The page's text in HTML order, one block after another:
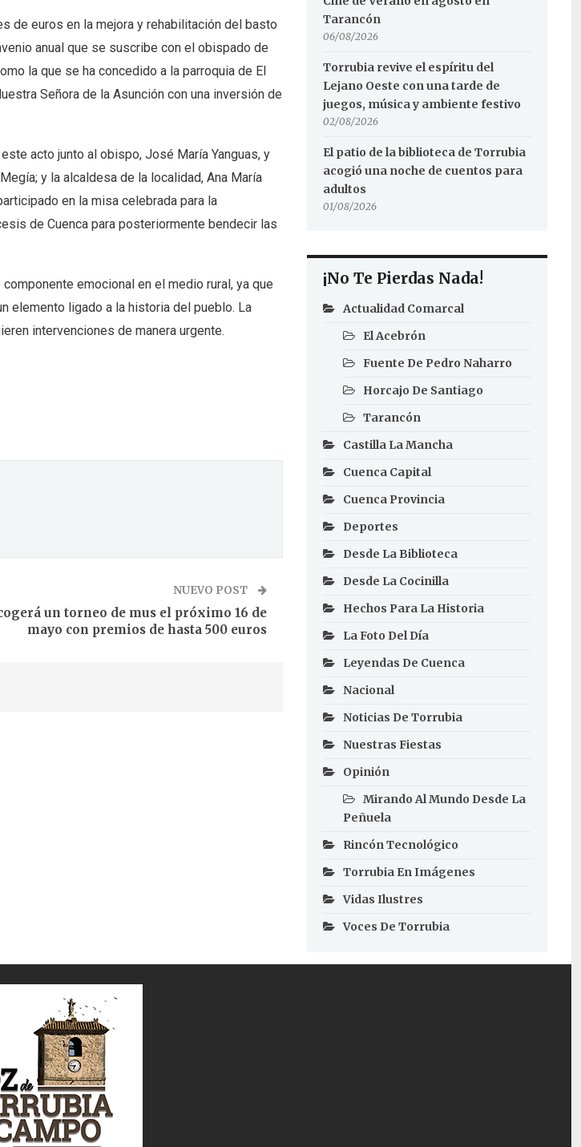
de euros en la mejora y rehabilitación del basto
anual que se suscribe con el obispado de
la que se ha concedido a la parroquia de El
Señora de la Asunción con una inversión de
acto junto al obispo, José María Yanguas, y
y la alcaldesa de la localidad, Ana María
en la misa celebrada para la
de Cuenca para posteriormente bendecir las
emocional en el medio rural, ya que
elemento ligado a la historia del pueblo. La
intervenciones de manera urgente.
NUEVO POST
un torneo de mus el próximo 16 de
mayo con premios de hasta 500 euros
Tarancón
06/08/2026
Torrubia revive el espíritu del
Lejano Oeste con una tarde de
juegos, música y ambiente festivo
02/08/2026
El patio de la biblioteca de Torrubia
acogió una noche de cuentos para
adultos
01/08/2026
¡No Te Pierdas Nada!
Actualidad Comarcal
El Acebrón
Fuente De Pedro Naharro
Horcajo De Santiago
Tarancón
Castilla La Mancha
Cuenca Capital
Cuenca Provincia
Deportes
Desde La Biblioteca
Desde La Cocinilla
Hechos Para La Historia
La Foto Del Día
Leyendas De Cuenca
Nacional
Noticias De Torrubia
Nuestras Fiestas
Opinión
Mirando Al Mundo Desde La
Peñuela
Rincón Tecnológico
Torrubia En Imágenes
Vidas Ilustres
Voces De Torrubia